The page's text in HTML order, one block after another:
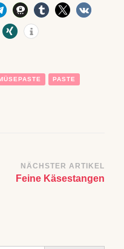
PASTE
NÄCHSTER ARTIKEL
Feine Käsestangen